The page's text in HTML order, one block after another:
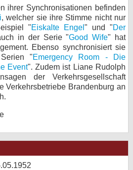
ihrer Synchronisationen befinden
, welcher sie ihre Stimme nicht nur
"Eiskalte Engel " und "Der
in der Serie "Good Wife" hat
Ebenso synchronisiert sie
"Emergency Room - Die
Event". Zudem ist Liane Rudolph
der Verkehrsgesellschaft
Verkehrsbetriebe Brandenburg an
bei X
bei Facebook
Kontakt
Nutzungsbedingungen
Desktop-Ansicht